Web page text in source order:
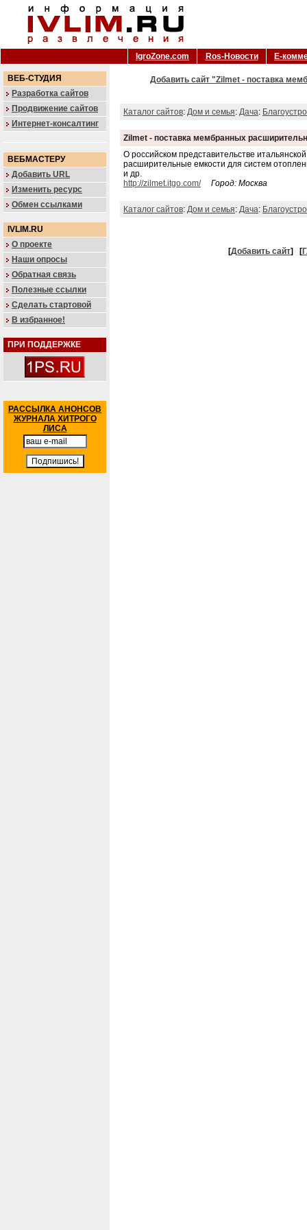
IgroZone.com Ros-Новости Е-
ВЕБ-СТУДИЯ
Разработка сайтов
Продвижение сайтов
Интернет-консалтинг
ВЕБМАСТЕРУ
Добавить URL
Изменить ресурс
Обмен ссылками
IVLIM.RU
О проекте
Наши опросы
Обратная связь
Полезные ссылки
Сделать стартовой
В избранное!
ПРИ ПОДДЕРЖКЕ
РАССЫЛКА АНОНСОВ
ЖУРНАЛА ХИТРОГО
ЛИСА
Добавить сайт "Zilmet - поставка
Каталог сайтов: Дом и семья: Дача:
Zilmet - поставка мембранных
О российском представительстве
расширительные емкости для систем
и др.
http://zilmet.itgo.com/
Город: Москва
Каталог сайтов: Дом и семья: Дача:
[Добавить сайт] [